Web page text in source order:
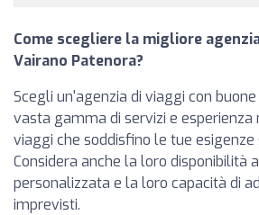
Come scegliere la migliore
Vairano Patenora?
Scegli un'agenzia di viaggi con
vasta gamma di servizi e
viaggi che soddisfino le tue esigenze
Considera anche la loro disponibilità
personalizzata e la loro capacità di
imprevisti.